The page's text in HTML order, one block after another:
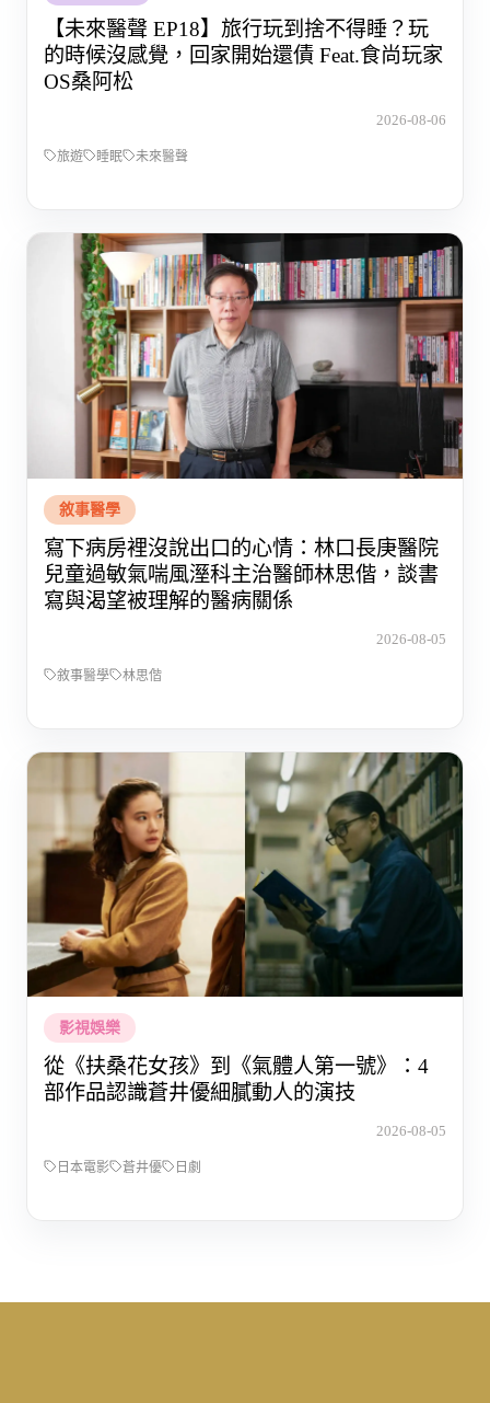
【未來醫聲 EP18】旅行玩到捨不得睡？玩
的時候沒感覺，回家開始還債 Feat.食尚玩家
OS桑阿松
2026-08-06
旅遊 睡眠 未來醫聲
敘事醫學
寫下病房裡沒說出口的心情：林口長庚醫院
兒童過敏氣喘風溼科主治醫師林思偕，談書
寫與渴望被理解的醫病關係
2026-08-05
敘事醫學 林思偕
影視娛樂
從《扶桑花女孩》到《氣體人第一號》：4
部作品認識蒼井優細膩動人的演技
2026-08-05
日本電影 蒼井優 日劇